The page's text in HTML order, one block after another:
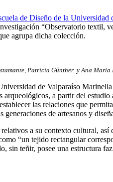
de Diseño de la Universidad
“Observatorio
agrupa dicha colección.
Patricia Günther y Ana María
de Valparaíso
a partir del
las relaciones que
de artesanos y
a su contexto cultural,
“un tejido rectangular
sin teñir, posee una estructura